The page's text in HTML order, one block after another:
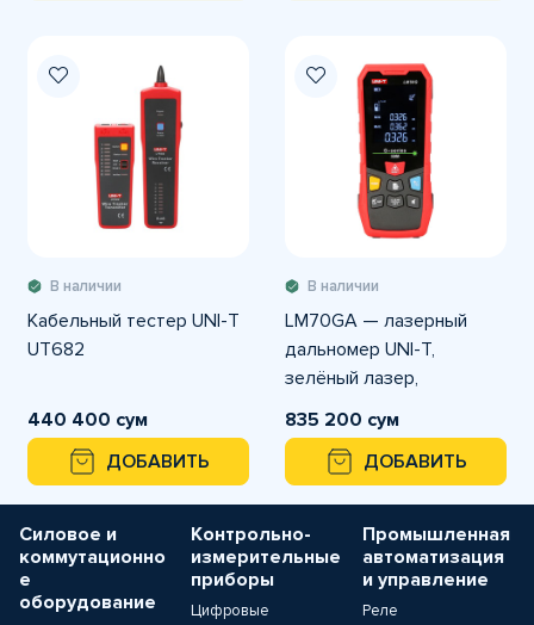
В наличии
Кабельный тестер UNI-T
UT682
440 400 сум
ДОБАВИТЬ
В наличии
LM70GA — лазерный
дальномер UNI-T,
зелёный лазер,
дальность 70 м, точность
±2 мм, функции площадь/
объём/Пифагор.
835 200 сум
ДОБАВИТЬ
Силовое и
коммутационно
е
оборудование
Контрольно-
измерительные
приборы
Цифровые
Промышленная
автоматизация
и управление
Реле